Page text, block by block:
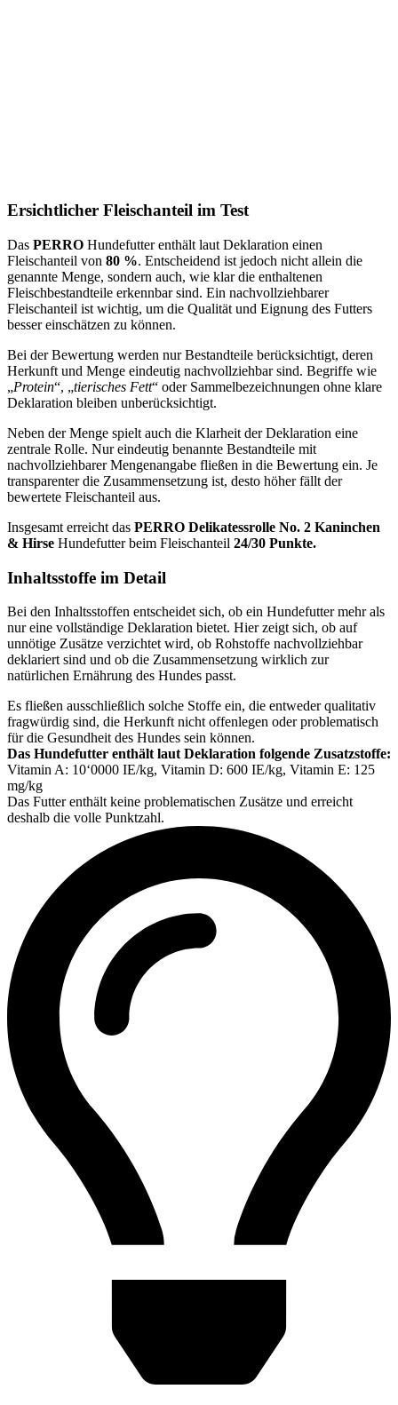
Ersichtlicher Fleischanteil im Test
Das PERRO Hundefutter enthält laut Deklaration einen
Fleischanteil von 80 %. Entscheidend ist jedoch nicht allein die
genannte Menge, sondern auch, wie klar die enthaltenen
Fleischbestandteile erkennbar sind. Ein nachvollziehbarer
Fleischanteil ist wichtig, um die Qualität und Eignung des Futters
besser einschätzen zu können.
Bei der Bewertung werden nur Bestandteile berücksichtigt, deren
Herkunft und Menge eindeutig nachvollziehbar sind. Begriffe wie
„Protein“, „tierisches Fett“ oder Sammelbezeichnungen ohne klare
Deklaration bleiben unberücksichtigt.
Neben der Menge spielt auch die Klarheit der Deklaration eine
zentrale Rolle. Nur eindeutig benannte Bestandteile mit
nachvollziehbarer Mengenangabe fließen in die Bewertung ein. Je
transparenter die Zusammensetzung ist, desto höher fällt der
bewertete Fleischanteil aus.
Insgesamt erreicht das PERRO Delikatessrolle No. 2 Kaninchen
& Hirse Hundefutter beim Fleischanteil 24/30 Punkte.
Inhaltsstoffe im Detail
Bei den Inhaltsstoffen entscheidet sich, ob ein Hundefutter mehr als
nur eine vollständige Deklaration bietet. Hier zeigt sich, ob auf
unnötige Zusätze verzichtet wird, ob Rohstoffe nachvollziehbar
deklariert sind und ob die Zusammensetzung wirklich zur
natürlichen Ernährung des Hundes passt.
Es fließen ausschließlich solche Stoffe ein, die entweder qualitativ
fragwürdig sind, die Herkunft nicht offenlegen oder problematisch
für die Gesundheit des Hundes sein können.
Das Hundefutter enthält laut Deklaration folgende Zusatzstoffe:
Vitamin A: 10‘0000 IE/kg, Vitamin D: 600 IE/kg, Vitamin E: 125
mg/kg
Das Futter enthält keine problematischen Zusätze und erreicht
deshalb die volle Punktzahl.